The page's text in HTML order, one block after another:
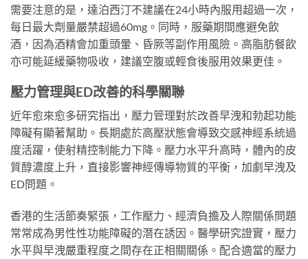
需要注意的是，達泊西汀不建議在24小時內服用超過一次，
每日最大劑量嚴禁超過60mg。同時，服藥期間應避免飲
酒，因為酒精會加重頭暈、昏厥等副作用風險。高脂肪餐飲
亦可能延緩藥物吸收，建議空腹或輕食後服用效果更佳。
壓力管理與ED改善的科學關聯
近年愈來愈多研究指出，壓力管理對於改善早洩和勃起功能
障礙有顯著幫助。長期處於高壓狀態會導致交感神經系統過
度活躍，使射精控制能力下降。壓力水平升高時，體內的皮
質醇濃度上升，直接影響神經傳導物質的平衡，加劇早洩及
ED問題。
香港的生活節奏緊張，工作壓力、經濟負擔及人際關係問題
常常成為男性性功能障礙的潛在誘因。醫學研究證實，壓力
水平與早洩嚴重程度之間存在正相關關係。配合適當的壓力